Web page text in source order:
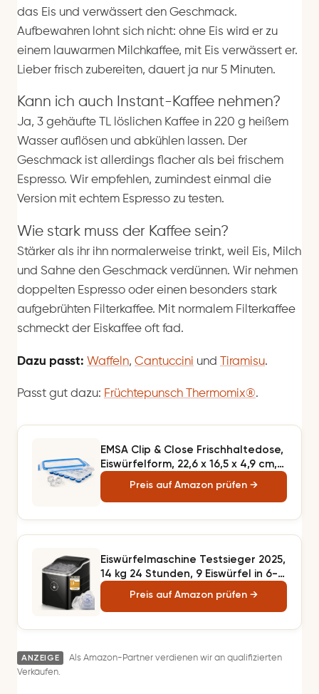
das Eis und verwässert den Geschmack.
Aufbewahren lohnt sich nicht: ohne Eis wird er zu
einem lauwarmen Milchkaffee, mit Eis verwässert er.
Lieber frisch zubereiten, dauert ja nur 5 Minuten.
Kann ich auch Instant-Kaffee nehmen?
Ja, 3 gehäufte TL löslichen Kaffee in 220 g heißem
Wasser auflösen und abkühlen lassen. Der
Geschmack ist allerdings flacher als bei frischem
Espresso. Wir empfehlen, zumindest einmal die
Version mit echtem Espresso zu testen.
Wie stark muss der Kaffee sein?
Stärker als ihr ihn normalerweise trinkt, weil Eis, Milch
und Sahne den Geschmack verdünnen. Wir nehmen
doppelten Espresso oder einen besonders stark
aufgebrühten Filterkaffee. Mit normalem Filterkaffee
schmeckt der Eiskaffee oft fad.
Dazu passt: Waffeln, Cantuccini und Tiramisu.
Passt gut dazu: Früchtepunsch Thermomix®.
EMSA Clip & Close Frischhaltedose,
Eiswürfelform, 22,6 x 16,5 x 4,9 cm,
flexibler Boden,
Aufbewahrungsbox, 100 Prozent d
Preis auf Amazon prüfen →
Eiswürfelmaschine Testsieger 2025,
14 kg 24 Stunden, 9 Eiswürfel in 6-8
Minuten, Gerauscharmer Betrieb,
120W Ice Maker mit Schaufel u.
Zuhause, Büro (Dunkelgrau)
Preis auf Amazon prüfen →
ANZEIGE
Als Amazon-Partner verdienen wir an qualifizierten
Verkäufen.